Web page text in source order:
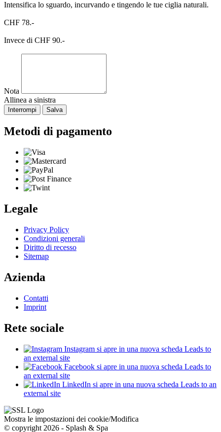
Intensifica lo sguardo, incurvando e tingendo le tue ciglia naturali.
CHF 78.-
Invece di CHF 90.-
Nota
Allinea a sinistra
Interrompi Salva
Metodi di pagamento
Legale
Privacy Policy
Condizioni generali
Diritto di recesso
Sitemap
Azienda
Contatti
Imprint
Rete sociale
Instagram si apre in una nuova scheda Leads to
an external site
Facebook si apre in una nuova scheda Leads to
an external site
LinkedIn si apre in una nuova scheda Leads to an
external site
Mostra le impostazioni dei cookie/Modifica
© copyright 2026 - Splash & Spa